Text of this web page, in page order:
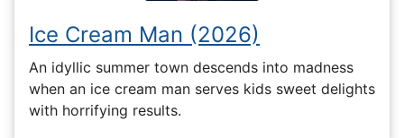
Ice Cream Man (2026)
An idyllic summer town descends into madness
when an ice cream man serves kids sweet delights
with horrifying results.